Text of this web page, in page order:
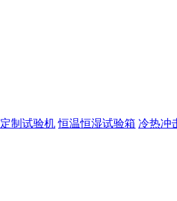
定制试验机 恒温恒湿试验箱 冷热冲